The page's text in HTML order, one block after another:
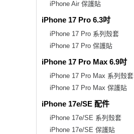
iPhone Air 保護貼
iPhone 17 Pro 6.3吋
iPhone 17 Pro 系列殼套
iPhone 17 Pro 保護貼
iPhone 17 Pro Max 6.9吋
iPhone 17 Pro Max 系列殼套
iPhone 17 Pro Max 保護貼
iPhone 17e/SE 配件
iPhone 17e/SE 系列殼套
iPhone 17e/SE 保護貼